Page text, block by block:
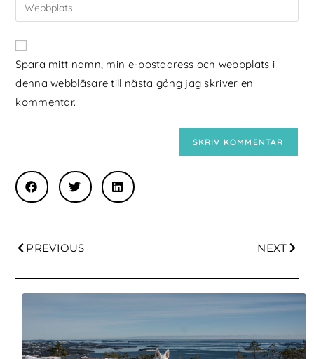
Spara mitt namn, min e-postadress och webbplats i
denna webbläsare till nästa gång jag skriver en
kommentar.
PREVIOUS NEXT